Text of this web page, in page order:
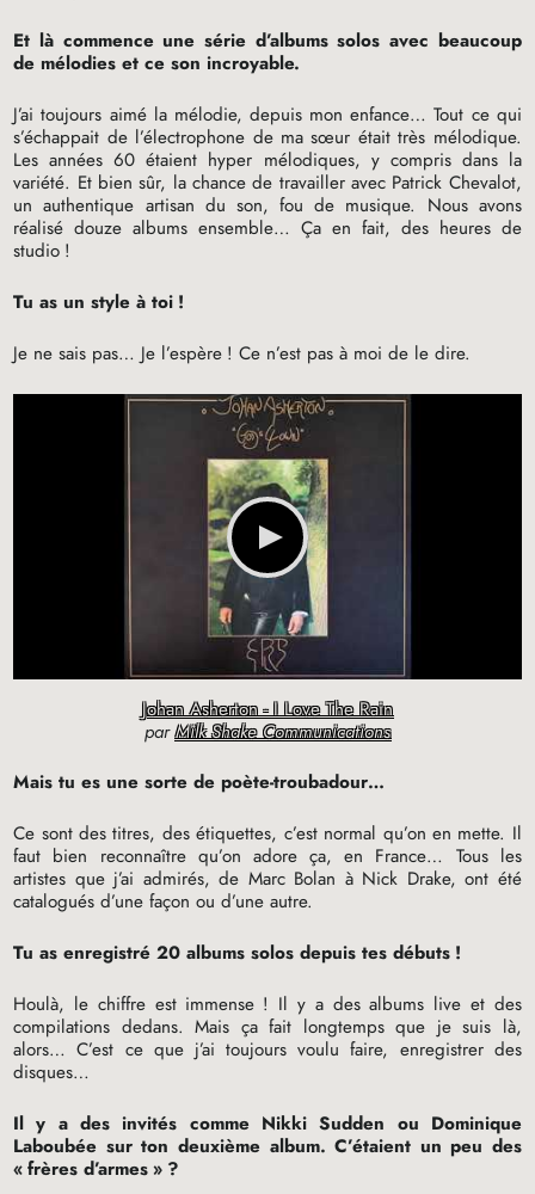
Et là commence une série d’albums solos avec beaucoup
de mélodies et ce son incroyable.
J’ai toujours aimé la mélodie, depuis mon enfance… Tout ce qui
s’échappait de l’électrophone de ma sœur était très mélodique.
Les années 60 étaient hyper mélodiques, y compris dans la
variété. Et bien sûr, la chance de travailler avec Patrick Chevalot,
un authentique artisan du son, fou de musique. Nous avons
réalisé douze albums ensemble… Ça en fait, des heures de
studio !
Tu as un style à toi !
Je ne sais pas… Je l’espère ! Ce n’est pas à moi de le dire.
Johan Asherton - I Love The Rain
parMilk Shake Communications
Mais tu es une sorte de poète-troubadour…
Ce sont des titres, des étiquettes, c’est normal qu’on en mette. Il
faut bien reconnaître qu’on adore ça, en France… Tous les
artistes que j’ai admirés, de Marc Bolan à Nick Drake, ont été
catalogués d’une façon ou d’une autre.
Tu as enregistré 20 albums solos depuis tes débuts !
Houlà, le chiffre est immense ! Il y a des albums live et des
compilations dedans. Mais ça fait longtemps que je suis là,
alors… C’est ce que j’ai toujours voulu faire, enregistrer des
disques…
Il y a des invités comme Nikki Sudden ou Dominique
Laboubée sur ton deuxième album. C’étaient un peu des
«frères d’armes» ?